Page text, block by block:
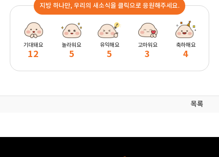
지방 하나만, 우리의 새소식을 클릭으로 응원해주세요.
기대돼요
12
놀라워요
5
유익해요
5
고마워요
3
축하해요
4
목록